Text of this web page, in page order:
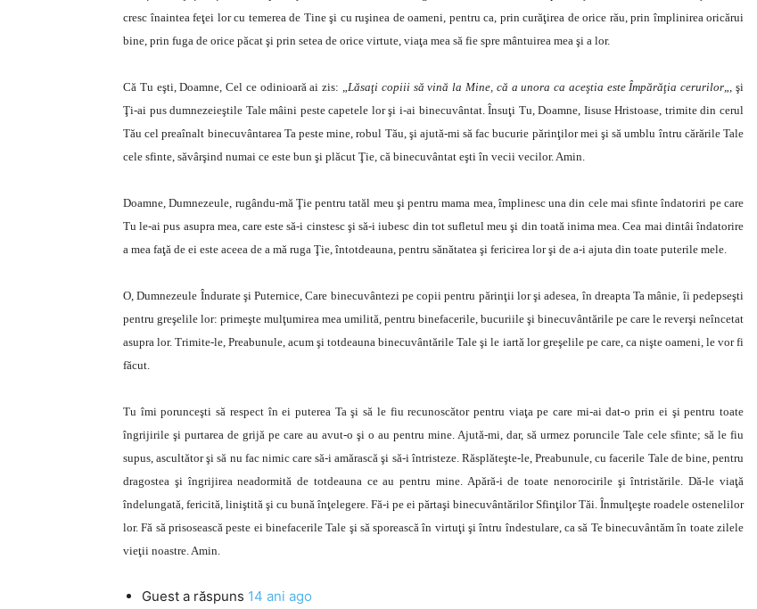
cresc înaintea feţei lor cu temerea de Tine şi cu ruşinea de oameni, pentru ca, prin curăţirea de orice rău, prin împlinirea oricărui
bine, prin fuga de orice păcat şi prin setea de orice virtute, viaţa mea să fie spre mântuirea mea şi a lor.
Că Tu eşti, Doamne, Cel ce odinioară ai zis: „Lăsaţi copiii să vină la Mine, că a unora ca aceştia este Împărăţia cerurilor„, şi
Ţi-ai pus dumnezeieştile Tale mâini peste capetele lor şi i-ai binecuvântat. Însuţi Tu, Doamne, Iisuse Hristoase, trimite din cerul
Tău cel preaînalt binecuvântarea Ta peste mine, robul Tău, şi ajută-mi să fac bucurie părinţilor mei şi să umblu întru cărările Tale
cele sfinte, săvârşind numai ce este bun şi plăcut Ţie, că binecuvântat eşti în vecii vecilor. Amin.
Doamne, Dumnezeule, rugându-mă Ţie pentru tatăl meu şi pentru mama mea, împlinesc una din cele mai sfinte îndatoriri pe care
Tu le-ai pus asupra mea, care este să-i cinstesc şi să-i iubesc din tot sufletul meu şi din toată inima mea. Cea mai dintâi îndatorire
a mea faţă de ei este aceea de a mă ruga Ţie, întotdeauna, pentru sănătatea şi fericirea lor şi de a-i ajuta din toate puterile mele.
O, Dumnezeule Îndurate şi Puternice, Care binecuvântezi pe copii pentru părinţii lor şi adesea, în dreapta Ta mânie, îi pedepseşti
pentru greşelile lor: primeşte mulţumirea mea umilită, pentru binefacerile, bucuriile şi binecuvântările pe care le reverşi neîncetat
asupra lor. Trimite-le, Preabunule, acum şi totdeauna binecuvântările Tale şi le iartă lor greşelile pe care, ca nişte oameni, le vor fi
făcut.
Tu îmi porunceşti să respect în ei puterea Ta şi să le fiu recunoscător pentru viaţa pe care mi-ai dat-o prin ei şi pentru toate
îngrijirile şi purtarea de grijă pe care au avut-o şi o au pentru mine. Ajută-mi, dar, să urmez poruncile Tale cele sfinte; să le fiu
supus, ascultător şi să nu fac nimic care să-i amărască şi să-i întristeze. Răsplăteşte-le, Preabunule, cu facerile Tale de bine, pentru
dragostea şi îngrijirea neadormită de totdeauna ce au pentru mine. Apără-i de toate nenorocirile şi întristările. Dă-le viaţă
îndelungată, fericită, liniştită şi cu bună înţelegere. Fă-i pe ei părtaşi binecuvântărilor Sfinţilor Tăi. Înmulţeşte roadele ostenelilor
lor. Fă să prisosească peste ei binefacerile Tale şi să sporească în virtuţi şi întru îndestulare, ca să Te binecuvântăm în toate zilele
vieţii noastre. Amin.
Guest a răspuns 14 ani ago